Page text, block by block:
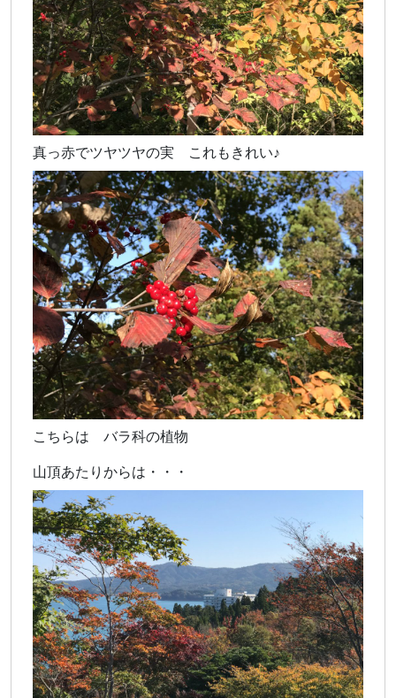
真っ赤でツヤツヤの実 これもきれい♪
こちらは バラ科の植物
山頂あたりからは・・・